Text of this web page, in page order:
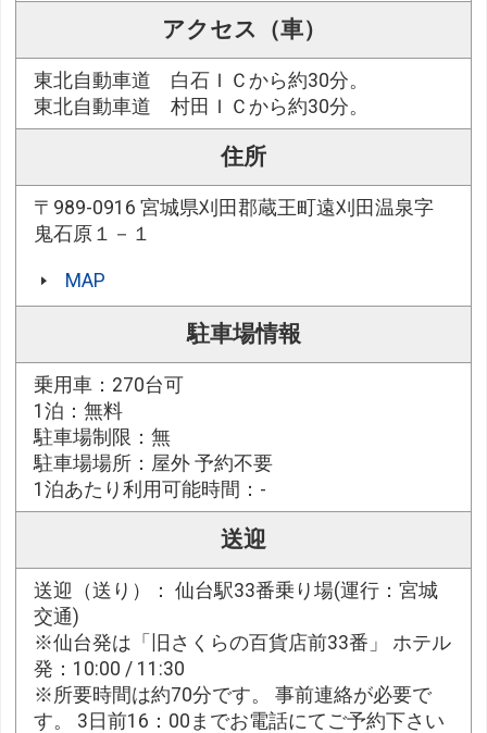
アクセス（車）
東北自動車道 白石ＩＣから約30分。
東北自動車道 村田ＩＣから約30分。
住所
〒989-0916 宮城県刈田郡蔵王町遠刈田温泉字
鬼石原１－１
MAP
駐車場情報
乗用車：270台可
1泊：無料
駐車場制限：無
駐車場場所：屋外 予約不要
1泊あたり利用可能時間：-
送迎
送迎（送り）： 仙台駅33番乗り場(運行：宮城
交通)
※仙台発は「旧さくらの百貨店前33番」 ホテル
発：10:00 / 11:30
※所要時間は約70分です。 事前連絡が必要で
す。 3日前16：00までお電話にてご予約下さい